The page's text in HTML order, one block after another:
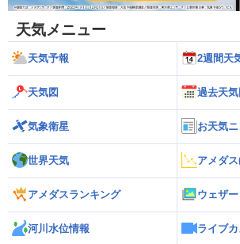
天気メニュー
天気予報 2週間天
天気図 過去天気
気象衛星 お天気
世界天気 アメダ
アメダスランキング ウェザ
河川水位情報 ライブ